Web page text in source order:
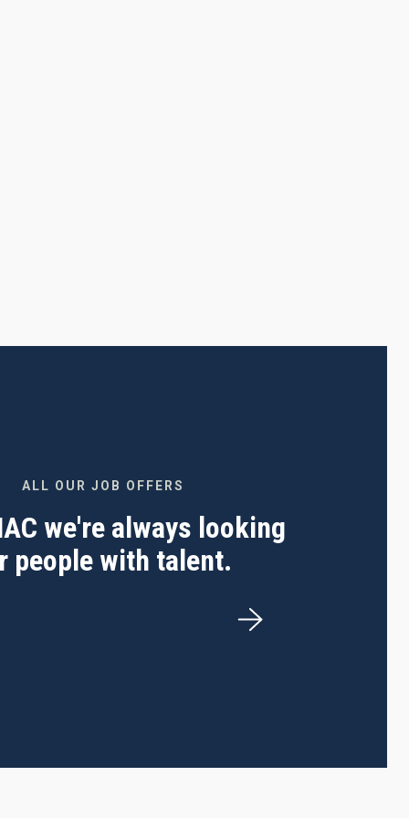
ALL OUR JOB OFFERS
we're always looking
people with talent.